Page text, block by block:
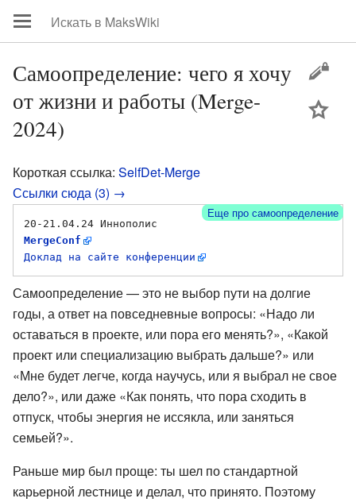
Самоопределение: чего я хочу
от жизни и работы (Merge-
2024)
Короткая ссылка: SelfDet-Merge
Ссылки сюда (3) →
Еще про самоопределение
MergeConf
Доклад на сайте конференции
Самоопределение — это не выбор пути на долгие
годы, а ответ на повседневные вопросы: «Надо ли
оставаться в проекте, или пора его менять?», «Какой
проект или специализацию выбрать дальше?» или
«Мне будет легче, когда научусь, или я выбрал не свое
дело?», или даже «Как понять, что пора сходить в
отпуск, чтобы энергия не иссякла, или заняться
семьей?».
Раньше мир был проще: ты шел по стандартной
карьерной лестнице и делал, что принято. Поэтому